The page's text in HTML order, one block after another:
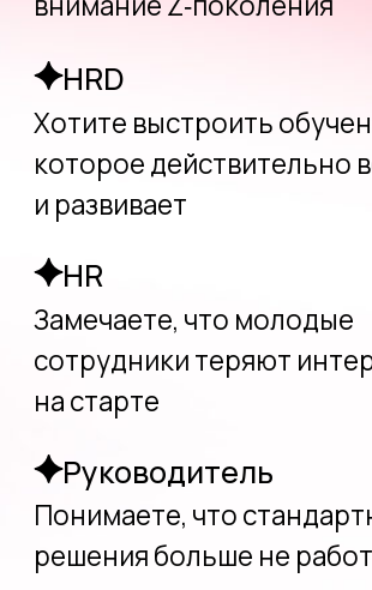
Зарегистрироваться
Руководитель
решения больше не работают